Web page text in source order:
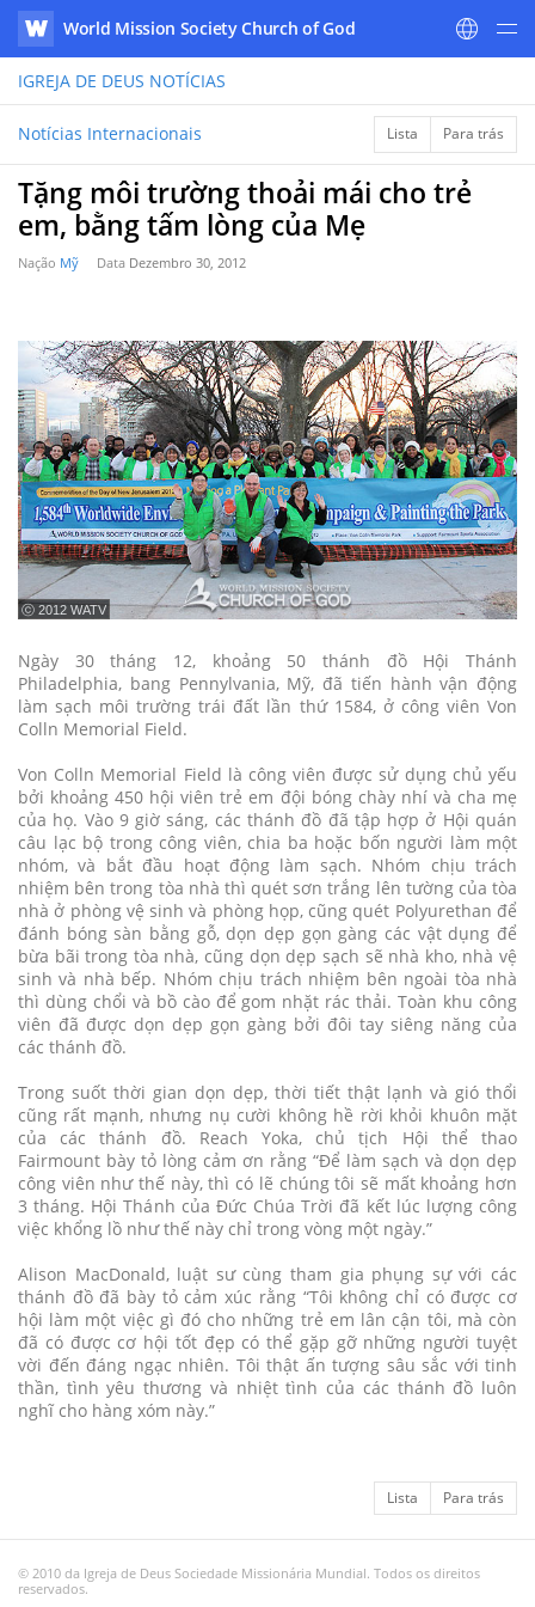
WATV
World Mission Society Church of God
IGREJA DE DEUS NOTÍCIAS
Notícias Internacionais Lista Para trás
Tặng môi trường thoải mái cho trẻ
em, bằng tấm lòng của Mẹ
Nação Mỹ Data Dezembro 30, 2012
ⓒ 2012 WATV
Ngày 30 tháng 12, khoảng 50 thánh đồ Hội Thánh
Philadelphia, bang Pennylvania, Mỹ, đã tiến hành vận động
làm sạch môi trường trái đất lần thứ 1584, ở công viên Von
Colln Memorial Field.
Von Colln Memorial Field là công viên được sử dụng chủ yếu
bởi khoảng 450 hội viên trẻ em đội bóng chày nhí và cha mẹ
của họ. Vào 9 giờ sáng, các thánh đồ đã tập hợp ở Hội quán
câu lạc bộ trong công viên, chia ba hoặc bốn người làm một
nhóm, và bắt đầu hoạt động làm sạch. Nhóm chịu trách
nhiệm bên trong tòa nhà thì quét sơn trắng lên tường của tòa
nhà ở phòng vệ sinh và phòng họp, cũng quét Polyurethan để
đánh bóng sàn bằng gỗ, dọn dẹp gọn gàng các vật dụng để
bừa bãi trong tòa nhà, cũng dọn dẹp sạch sẽ nhà kho, nhà vệ
sinh và nhà bếp. Nhóm chịu trách nhiệm bên ngoài tòa nhà
thì dùng chổi và bồ cào để gom nhặt rác thải. Toàn khu công
viên đã được dọn dẹp gọn gàng bởi đôi tay siêng năng của
các thánh đồ.
Trong suốt thời gian dọn dẹp, thời tiết thật lạnh và gió thổi
cũng rất mạnh, nhưng nụ cười không hề rời khỏi khuôn mặt
của các thánh đồ. Reach Yoka, chủ tịch Hội thể thao
Fairmount bày tỏ lòng cảm ơn rằng “Để làm sạch và dọn dẹp
công viên như thế này, thì có lẽ chúng tôi sẽ mất khoảng hơn
3 tháng. Hội Thánh của Đức Chúa Trời đã kết lúc lượng công
việc khổng lồ như thế này chỉ trong vòng một ngày.”
Alison MacDonald, luật sư cùng tham gia phụng sự với các
thánh đồ đã bày tỏ cảm xúc rằng “Tôi không chỉ có được cơ
hội làm một việc gì đó cho những trẻ em lân cận tôi, mà còn
đã có được cơ hội tốt đẹp có thể gặp gỡ những người tuyệt
vời đến đáng ngạc nhiên. Tôi thật ấn tượng sâu sắc với tinh
thần, tình yêu thương và nhiệt tình của các thánh đồ luôn
nghĩ cho hàng xóm này.”
Lista Para trás
© 2010 da Igreja de Deus Sociedade Missionária Mundial. Todos os direitos
reservados.